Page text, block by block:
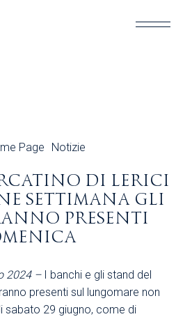
Page Notizie
DI LERICI
SETTIMANA GLI
PRESENTI
2024 –I banchi e gli stand del
presenti sul lungomare non
sabato 29 giugno, come di